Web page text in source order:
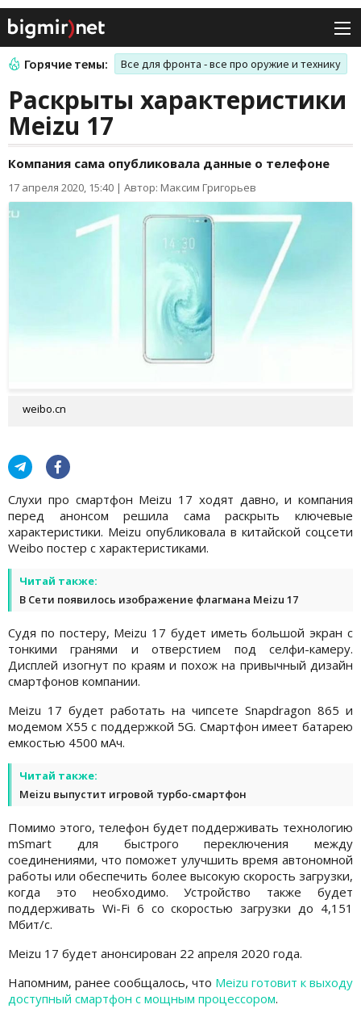
Горячие темы: Все для фронта - все про оружие и технику
Раскрыты характеристики
Meizu 17
Компания сама опубликовала данные о телефоне
17 апреля 2020, 15:40 | Автор: Максим Григорьев
weibo.cn
Слухи про смартфон Meizu 17 ходят давно, и компания
перед анонсом решила сама раскрыть ключевые
характеристики. Meizu опубликовала в китайской соцсети
Weibo постер с характеристиками.
Читай также:
В Сети появилось изображение флагмана Meizu 17
Судя по постеру, Meizu 17 будет иметь большой экран с
тонкими гранями и отверстием под селфи-камеру.
Дисплей изогнут по краям и похож на привычный дизайн
смартфонов компании.
Meizu 17 будет работать на чипсете Snapdragon 865 и
модемом X55 с поддержкой 5G. Смартфон имеет батарею
емкостью 4500 мАч.
Читай также:
Meizu выпустит игровой турбо-смартфон
Помимо этого, телефон будет поддерживать технологию
mSmart для быстрого переключения между
соединениями, что поможет улучшить время автономной
работы или обеспечить более высокую скорость загрузки,
когда это необходимо. Устройство также будет
поддерживать Wi-Fi 6 со скоростью загрузки до 4,151
Мбит/с.
Meizu 17 будет анонсирован 22 апреля 2020 года.
Напомним, ранее сообщалось, что Meizu готовит к выходу
доступный смартфон с мощным процессором.